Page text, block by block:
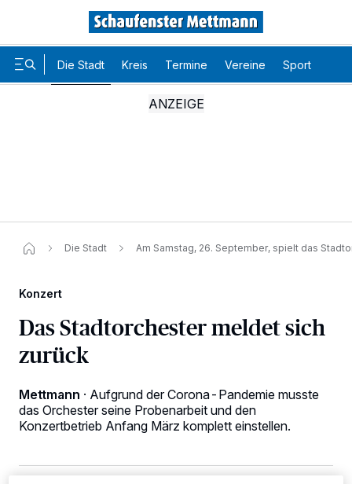
Die Stadt Kreis Termine Vereine Sport
Die Stadt Am Samstag, 26. September, spielt das
Konzert
Das Stadtorchester meldet sich
zurück
Mettmann · Aufgrund der Corona-Pandemie musste
das Orchester seine Probenarbeit und den
Konzertbetrieb Anfang März komplett einstellen.
Wir und unsere218-Partner speichern und greifen auf
personenbezogene Daten wie Browserdaten oder eindeutige
Kennungen auf Ihrem Gerät zu. Durch Auswahl von OK aktivieren Sie
Zwecke. Wenn Tracker deaktiviert sind, sind manche Inhalte und
Anzeigen möglicherweise nicht mehr so relevant für Sie. Sie können
dieses Menü jederzeit wieder aufrufen, um Ihre Einstellungen zu
ändern oder Ihre Einwilligung zu widerrufen, indem Sie auf den Link